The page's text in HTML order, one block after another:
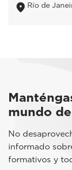
Río de
mundo
No
informado
formativos y